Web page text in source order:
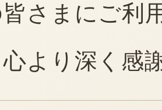
さまにご利
より深く感